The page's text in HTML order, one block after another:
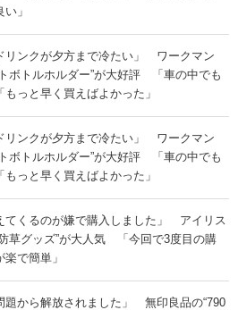
」
リンクが夕方まで冷たい」 ワークマン
ボトルホルダー”が大好評 「車の中でも
っと早く買えばよかった」
リンクが夕方まで冷たい」 ワークマン
ボトルホルダー”が大好評 「車の中でも
っと早く買えばよかった」
てくるのが嫌で購入しました」 アイリス
草グッズ”が大人気 「今回で3度目の購
楽で簡単」
題から解放されました」 無印良品の“790